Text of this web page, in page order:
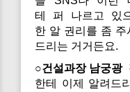
테 퍼 나르고 있
한 알 권리를 좀
드리는 거거든요.
○건설과장 남궁광
한테 이제 알려드